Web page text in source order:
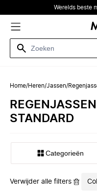
Werelds beste
Home/Heren/Jassen/
STANDARD
Categorieën
Verwijder alle filters